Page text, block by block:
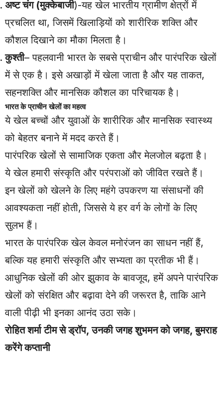
अष्ट चंग (मुक्केबाजी)-यह खेल भारतीय ग्रामीण क्षेत्रों में
प्रचलित था, जिसमें खिलाड़ियों को शारीरिक शक्ति और
कौशल दिखाने का मौका मिलता है।
कुश्ती– पहलवानी भारत के सबसे प्राचीन और पारंपरिक खेलों
में से एक है। इसे अखाड़ों में खेला जाता है और यह ताकत,
सहनशक्ति और मानसिक कौशल का परिचायक है।
भारत के प्राचीन खेलों का महत्व
ये खेल बच्चों और युवाओं के शारीरिक और मानसिक स्वास्थ्य
को बेहतर बनाने में मदद करते हैं।
पारंपरिक खेलों से सामाजिक एकता और मेलजोल बढ़ता है।
ये खेल हमारी संस्कृति और परंपराओं को जीवित रखते हैं।
इन खेलों को खेलने के लिए महंगे उपकरण या संसाधनों की
आवश्यकता नहीं होती, जिससे ये हर वर्ग के लोगों के लिए
सुलभ हैं।
भारत के पारंपरिक खेल केवल मनोरंजन का साधन नहीं हैं,
बल्कि यह हमारी संस्कृति और सभ्यता का प्रतीक भी हैं।
आधुनिक खेलों की ओर झुकाव के बावजूद, हमें अपने पारंपरिक
खेलों को संरक्षित और बढ़ावा देने की जरूरत है, ताकि आने
वाली पीढ़ी भी इनका आनंद उठा सके।
रोहित शर्मा टीम से ड्रॉप, उनकी जगह शुभमन को जगह, बुमराह
करेंगे कप्तानी